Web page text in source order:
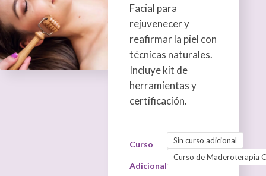
Facial para
rejuvenecer y
reafirmar la piel con
técnicas naturales.
Incluye kit de
herramientas y
certificación.
Curso
Adicional
Sin curso adicional
Curso de Maderoterapia
Facial